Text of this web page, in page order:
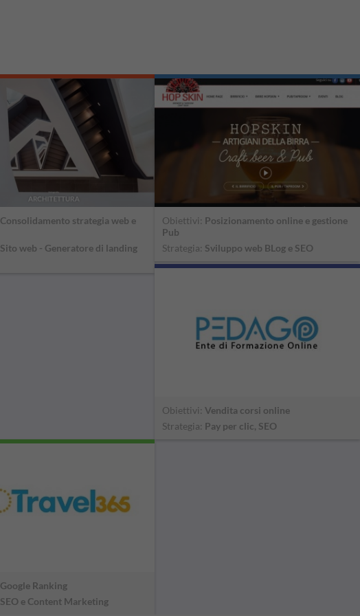
Consolidamento strategia web e
Sito web - Generatore di landing
Obiettivi: Posizionamento online e gestione
Pub
Strategia: Sviluppo web BLog e SEO
Obiettivi:Vendita corsi online
Strategia: Pay per clic, SEO
Google Ranking
SEO e Content Marketing